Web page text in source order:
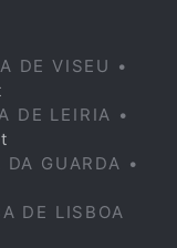
DE VISEU •
DE LEIRIA •
GUARDA •
DE LISBOA